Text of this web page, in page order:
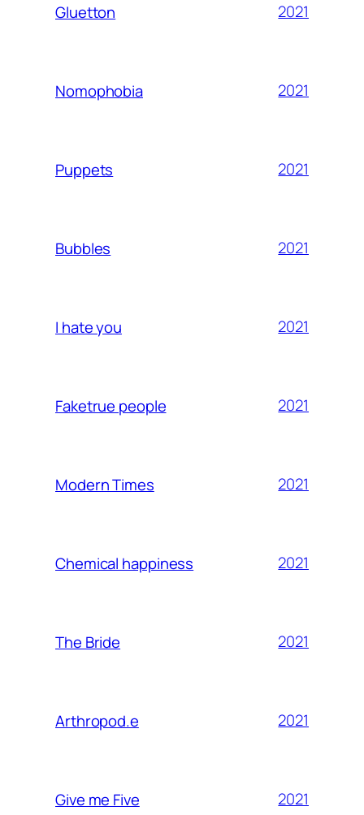
Gluetton 2021
Nomophobia 2021
Puppets 2021
Bubbles 2021
I hate you 2021
Faketrue people 2021
Modern Times 2021
Chemical happiness 2021
The Bride 2021
Arthropod.e 2021
Give me Five 2021